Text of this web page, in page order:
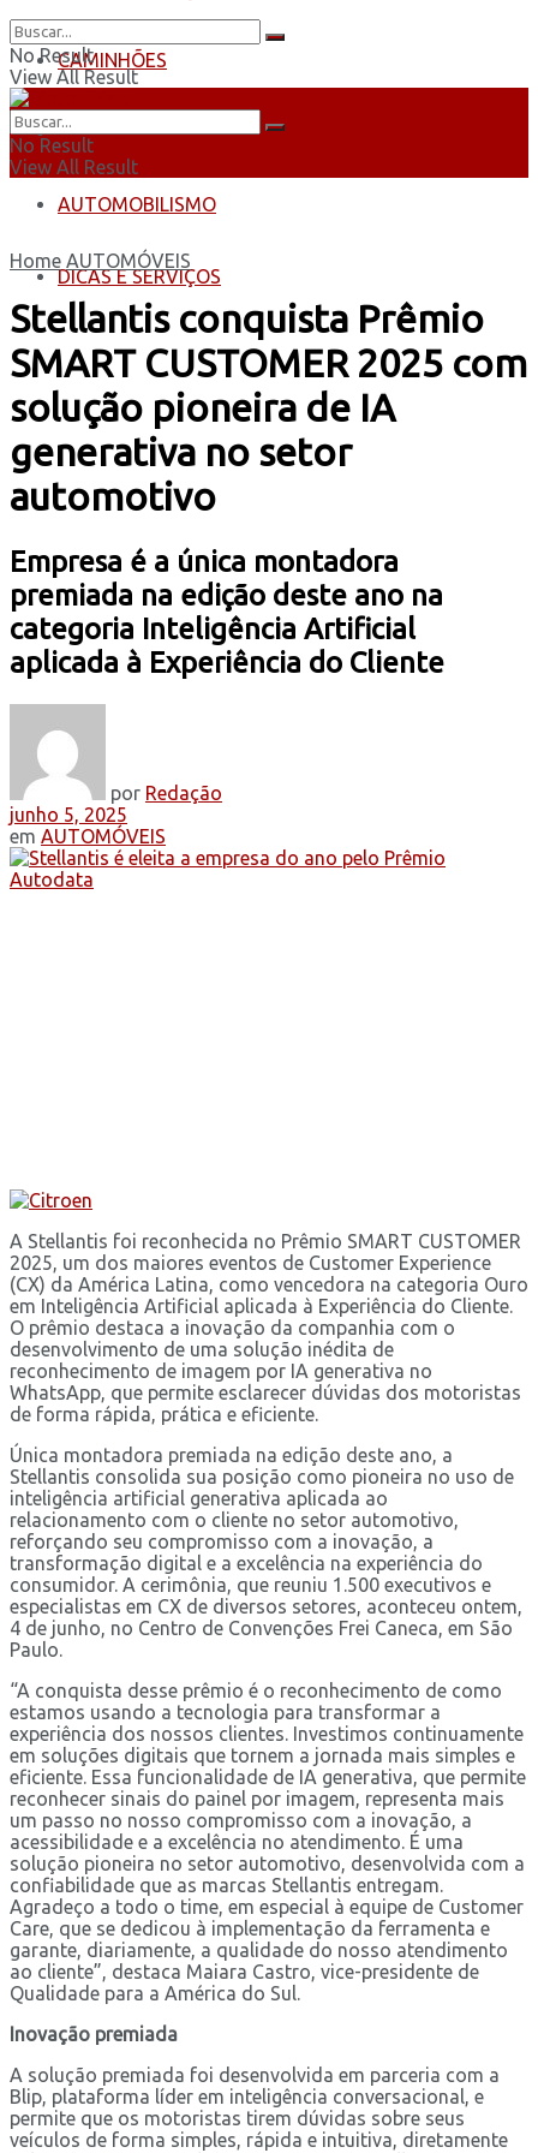
CAMINHÕES
ÔNIBUS
AUTOMOBILISMO
DICAS E SERVIÇOS
No Result
View All Result
No Result
View All Result
Home AUTOMÓVEIS
Stellantis conquista Prêmio
SMART CUSTOMER 2025 com
solução pioneira de IA
generativa no setor
automotivo
Empresa é a única montadora
premiada na edição deste ano na
categoria Inteligência Artificial
aplicada à Experiência do Cliente
por Redação
junho 5, 2025
em AUTOMÓVEIS
A Stellantis foi reconhecida no Prêmio SMART CUSTOMER
2025, um dos maiores eventos de Customer Experience
(CX) da América Latina, como vencedora na categoria Ouro
em Inteligência Artificial aplicada à Experiência do Cliente.
O prêmio destaca a inovação da companhia com o
desenvolvimento de uma solução inédita de
reconhecimento de imagem por IA generativa no
WhatsApp, que permite esclarecer dúvidas dos motoristas
de forma rápida, prática e eficiente.
Única montadora premiada na edição deste ano, a
Stellantis consolida sua posição como pioneira no uso de
inteligência artificial generativa aplicada ao
relacionamento com o cliente no setor automotivo,
reforçando seu compromisso com a inovação, a
transformação digital e a excelência na experiência do
consumidor. A cerimônia, que reuniu 1.500 executivos e
especialistas em CX de diversos setores, aconteceu ontem,
4 de junho, no Centro de Convenções Frei Caneca, em São
Paulo.
“A conquista desse prêmio é o reconhecimento de como
estamos usando a tecnologia para transformar a
experiência dos nossos clientes. Investimos continuamente
em soluções digitais que tornem a jornada mais simples e
eficiente. Essa funcionalidade de IA generativa, que permite
reconhecer sinais do painel por imagem, representa mais
um passo no nosso compromisso com a inovação, a
acessibilidade e a excelência no atendimento. É uma
solução pioneira no setor automotivo, desenvolvida com a
confiabilidade que as marcas Stellantis entregam.
Agradeço a todo o time, em especial à equipe de Customer
Care, que se dedicou à implementação da ferramenta e
garante, diariamente, a qualidade do nosso atendimento
ao cliente”, destaca Maiara Castro, vice-presidente de
Qualidade para a América do Sul.
Inovação premiada
A solução premiada foi desenvolvida em parceria com a
Blip, plataforma líder em inteligência conversacional, e
permite que os motoristas tirem dúvidas sobre seus
veículos de forma simples, rápida e intuitiva, diretamente